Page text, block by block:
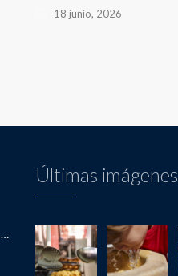
18 junio, 2026
RECOMENDACIONES DEL EQUIPO DE INFANTIL
Últimas imágenes